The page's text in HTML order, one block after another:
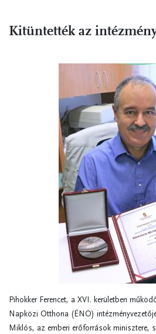
Kitüntették az
Pihokker Ferencet, a XVI. kerületben
Napközi Otthona (ÉNO)
Miklós, az emberi erőforrások minisztere,